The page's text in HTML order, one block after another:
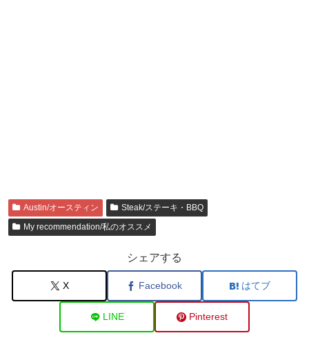
Austin/オースティン
Steak/ステーキ・BBQ
My recommendation/私のオススメ
シェアする
X Facebook はてブ
LINE Pinterest